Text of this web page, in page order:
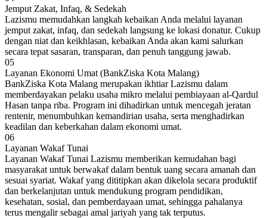
Jemput Zakat, Infaq, & Sedekah
Lazismu memudahkan langkah kebaikan Anda melalui layanan
jemput zakat, infaq, dan sedekah langsung ke lokasi donatur. Cukup
dengan niat dan keikhlasan, kebaikan Anda akan kami salurkan
secara tepat sasaran, transparan, dan penuh tanggung jawab.
05
Layanan Ekonomi Umat (BankZiska Kota Malang)
BankZiska Kota Malang merupakan ikhtiar Lazismu dalam
memberdayakan pelaku usaha mikro melalui pembiayaan al-Qardul
Hasan tanpa riba. Program ini dihadirkan untuk mencegah jeratan
rentenir, menumbuhkan kemandirian usaha, serta menghadirkan
keadilan dan keberkahan dalam ekonomi umat.
06
Layanan Wakaf Tunai
Layanan Wakaf Tunai Lazismu memberikan kemudahan bagi
masyarakat untuk berwakaf dalam bentuk uang secara amanah dan
sesuai syariat. Wakaf yang dititipkan akan dikelola secara produktif
dan berkelanjutan untuk mendukung program pendidikan,
kesehatan, sosial, dan pemberdayaan umat, sehingga pahalanya
terus mengalir sebagai amal jariyah yang tak terputus.